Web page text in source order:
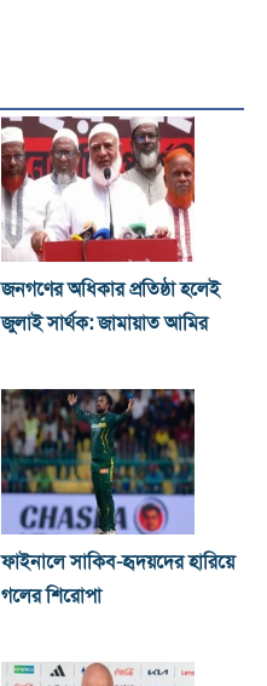
জনগণের অধিকার প্রতিষ্ঠা হলেই
জুলাই সার্থক: জামায়াত আমির
ফাইনালে সাকিব-হৃদয়দের হারিয়ে
গলের শিরোপা